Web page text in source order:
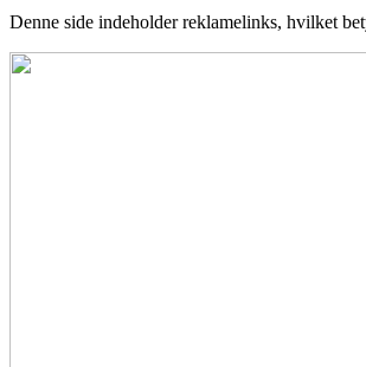
Denne side indeholder reklamelinks, hvilket